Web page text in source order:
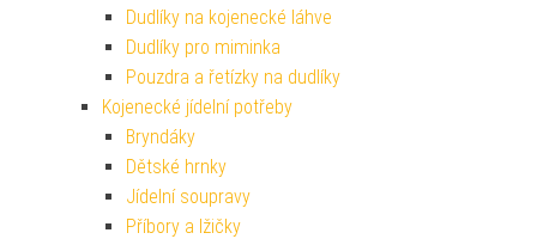
Dudlíky na kojenecké láhve
Dudlíky pro miminka
Pouzdra a řetízky na dudlíky
Kojenecké jídelní potřeby
Bryndáky
Dětské hrnky
Jídelní soupravy
Příbory a lžičky